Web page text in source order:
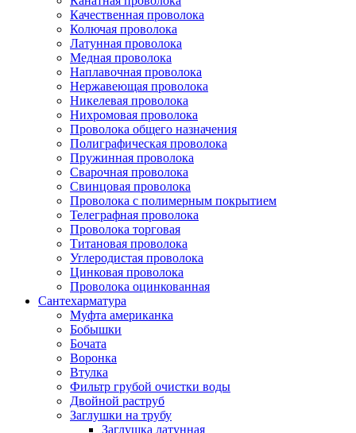
Качественная проволока
Колючая проволока
Латунная проволока
Медная проволока
Наплавочная проволока
Нержавеющая проволока
Никелевая проволока
Нихромовая проволока
Проволока общего назначения
Полиграфическая проволока
Пружинная проволока
Сварочная проволока
Свинцовая проволока
Проволока с полимерным покрытием
Телеграфная проволока
Проволока торговая
Титановая проволока
Углеродистая проволока
Цинковая проволока
Проволока оцинкованная
Сантехарматура
Муфта американка
Бобышки
Бочата
Воронка
Втулка
Фильтр грубой очистки воды
Двойной раструб
Заглушки на трубу
Заглушка латунная